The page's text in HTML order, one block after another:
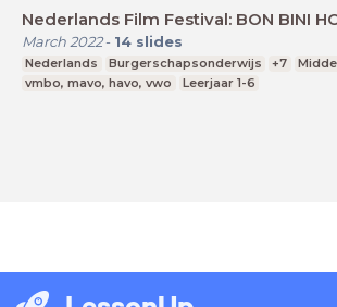
Nederlands Film Festival: BON BINI
March 2022- 14 slides
Nederlands Burgerschapsonderwijs +7
vmbo, mavo, havo, vwo
Leerjaar 1-6